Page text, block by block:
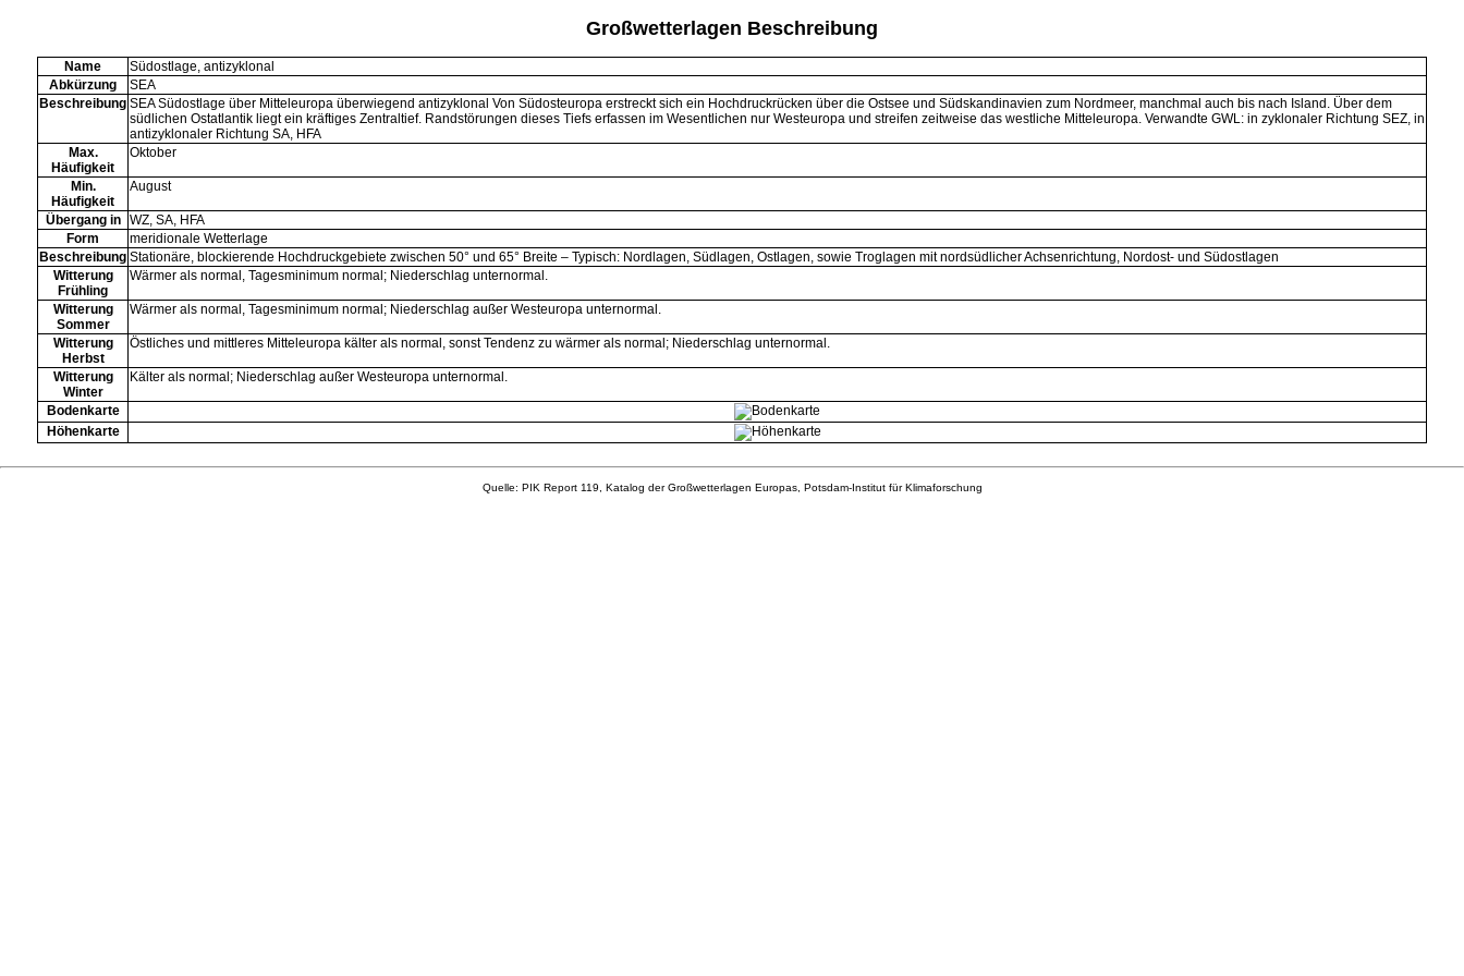
Großwetterlagen Beschreibung
Name
Südostlage, antizyklonal
Abkürzung
SEA
Beschreibung SEA Südostlage über Mitteleuropa überwiegend antizyklonal Von Südosteuropa erstreckt sich ein Hochdruckrücken über die Ostsee und Südskandinavien zum Nordmeer, manchmal auch bis nach Island. Über dem
südlichen Ostatlantik liegt ein kräftiges Zentraltief. Randstörungen dieses Tiefs erfassen im Wesentlichen nur Westeuropa und streifen zeitweise das westliche Mitteleuropa. Verwandte GWL: in zyklonaler Richtung SEZ, in
antizyklonaler Richtung SA, HFA
Max.
Häufigkeit
Oktober
Min.
Häufigkeit
August
Übergang in WZ, SA, HFA
Form
meridionale Wetterlage
Beschreibung Stationäre, blockierende Hochdruckgebiete zwischen 50° und 65° Breite – Typisch: Nordlagen, Südlagen, Ostlagen, sowie Troglagen mit nordsüdlicher Achsenrichtung, Nordost- und Südostlagen
Witterung
Frühling
Wärmer als normal, Tagesminimum normal; Niederschlag unternormal.
Witterung
Sommer
Wärmer als normal, Tagesminimum normal; Niederschlag außer Westeuropa unternormal.
Witterung
Herbst
Östliches und mittleres Mitteleuropa kälter als normal, sonst Tendenz zu wärmer als normal; Niederschlag unternormal.
Witterung
Winter
Kälter als normal; Niederschlag außer Westeuropa unternormal.
Bodenkarte
Höhenkarte
Quelle: PIK Report 119, Katalog der Großwetterlagen Europas, Potsdam-Institut für Klimaforschung